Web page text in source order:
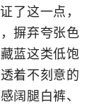
了这一点，
摒弃夸张色
蓝这类低饱
着不刻意的
阔腿白裤、